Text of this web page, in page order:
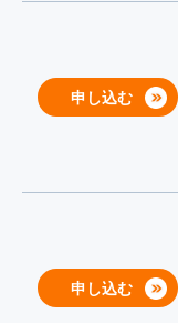
申し込む
申し込む